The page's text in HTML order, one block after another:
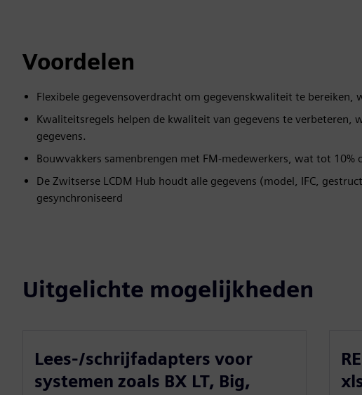
Voordelen
Flexibele gegevensoverdracht om gegevenskwaliteit te
Kwaliteitsregels helpen de kwaliteit van gegevens te verbeteren,
gegevens.
Bouwvakkers samenbrengen met FM-medewerkers, wat tot 10%
De Zwitserse LCDM Hub houdt alle gegevens (model, IFC,
gesynchroniseerd
Uitgelichte mogelijkheden
Lees-/schrijfadapters voor
systemen zoals BX LT, Big,